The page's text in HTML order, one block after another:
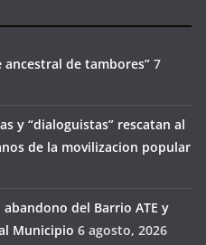
ancestral de tambores” 7
y “dialoguistas” rescatan al
de la movilizacion popular
del Barrio ATE y
Municipio 6 agosto, 2026